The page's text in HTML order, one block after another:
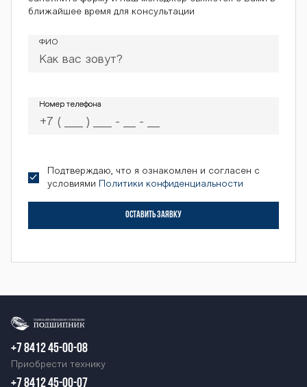
С-2500М Барс
ОС-2500М Бар
с ОС-2500М Ба
рс ОС-2500М Б
арс ОС-2500М
Барс ОС-2500
ближайшее время для консультации
ФИО
Номер телефона
Номер телефона
Подтверждаю, что я ознакомлен и согласен с
условиями
Политики конфиденциальности
ОСТАВИТЬ ЗАЯВКУ
+7 8412 45-00-08
Приобрести технику
+7 8412 45-00-07